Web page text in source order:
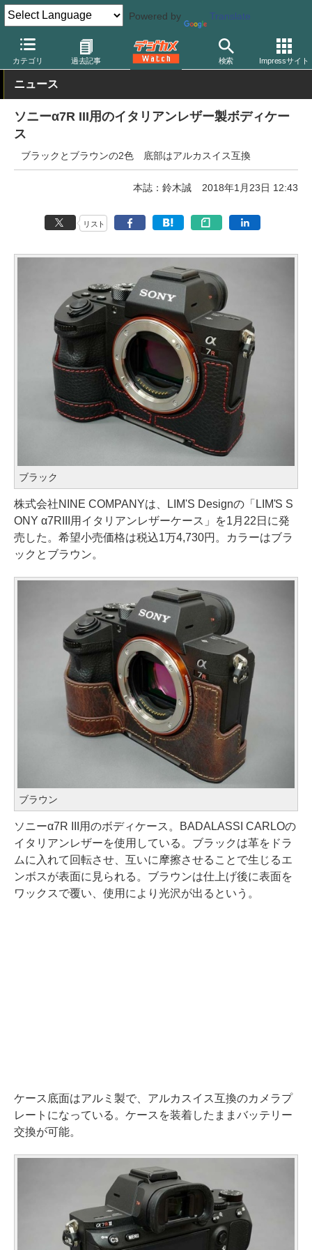
Powered by Translate
カテゴリ 過去記事 検索 Impressサイト
デジカメ Watch カメラ ミラーレスカメラ ソニー
ニュース
ソニーα7R III用のイタリアンレザー製ボディケー
ス
ブラックとブラウンの2色 底部はアルカスイス互換
本誌：鈴木誠 2018年1月23日 12:43
リスト
ブラック
株式会社NINE COMPANYは、LIM'S Designの「LIM'S S
ONY α7RIII用イタリアンレザーケース」を1月22日に発
売した。希望小売価格は税込1万4,730円。カラーはブラ
ックとブラウン。
ブラウン
ソニーα7R III用のボディケース。BADALASSI CARLOの
イタリアンレザーを使用している。ブラックは革をドラ
ムに入れて回転させ、互いに摩擦させることで生じるエ
ンボスが表面に見られる。ブラウンは仕上げ後に表面を
ワックスで覆い、使用により光沢が出るという。
ケース底面はアルミ製で、アルカスイス互換のカメラプ
レートになっている。ケースを装着したままバッテリー
交換が可能。